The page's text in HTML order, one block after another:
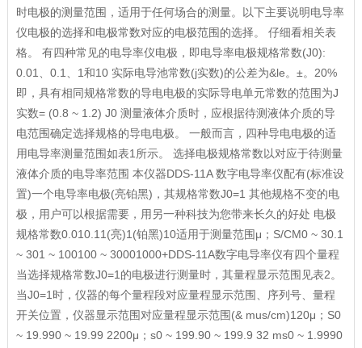
时电极的测量范围，适用于任何场合的测量。以下主要说明电导率
仪电极的选择和电极常数对应的电极范围的选择。 仔细看相关表
格。 有四种常见的电导率仪电极，即电导率电极规格常数(J0):
0.01、0.1、1和10 实际电导池常数(j实数)的公差为&le。±。20%
即，具有相同规格常数的导电电极的实际导电单元常数的范围为J
实数= (0.8 ~ 1.2) J0 测量液体介质时，应根据待测液体介质的导
电范围确定选择规格的导电电极。 一般而言，四种导电电极的适
用电导率测量范围如表1所示。 选择电极规格常数以对应于待测量
液体介质的电导率范围 本仪器DDS-11A 数字电导率仪配有(标准设
置)一个电导率电极(亮铂黑)，其规格常数J0=1 其他规格不变的电
极，用户可以根据需要，用另一种科技为您带来长久的好处 电极
规格常数0.010.11(亮)1(铂黑)10适用于测量范围μ；S/CM0 ~ 30.1
~ 301 ~ 100100 ~ 30001000+DDS-11A数字电导率仪有四个量程
当选择规格常数J0=1的电极进行测量时，其量程显示范围见表2。
当J0=1时，仪器的每个量程段对应量程显示范围、序列号、量程
开关位置，仪器显示范围对应量程显示范围(& mus/cm)120μ；S0
~ 19.990 ~ 19.99 2200μ；s0 ~ 199.90 ~ 199.9 32 ms0 ~ 1.9990